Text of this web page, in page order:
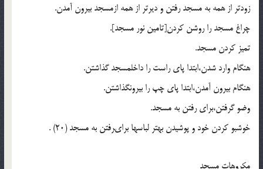
زودتر از همه به مسجد رفتن و دیرتر از همه ازمسجد بیرون آمدن.
چراغ مسجد را روشن کردن[تامین نور مسجد].
تمیز کردن مسجد.
هنگام وارد شدن،ابتدا پاى راست را داخل‏مسجد گذاشتن.
هنگام بیرون آمدن،ابتدا پاى چپ را بیرون‏گذاشتن.
وضو گرفتن،براى رفتن به مسجد.
خوشبو کردن خود و پوشیدن بهتر لباسها براى‏رفتن به مسجد (20) .